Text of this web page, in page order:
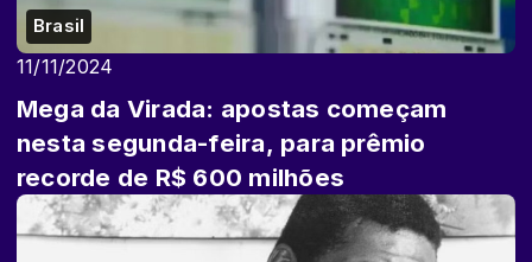
Brasil
11/11/2024
Mega da Virada: apostas começam
nesta segunda-feira, para prêmio
recorde de R$ 600 milhões